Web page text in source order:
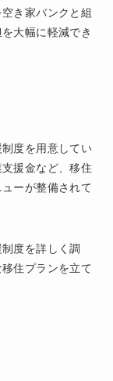
き家バンクと組
大幅に軽減でき
度を用意してい
援金など、移住
ーが整備されて
度を詳しく調
住プランを立て